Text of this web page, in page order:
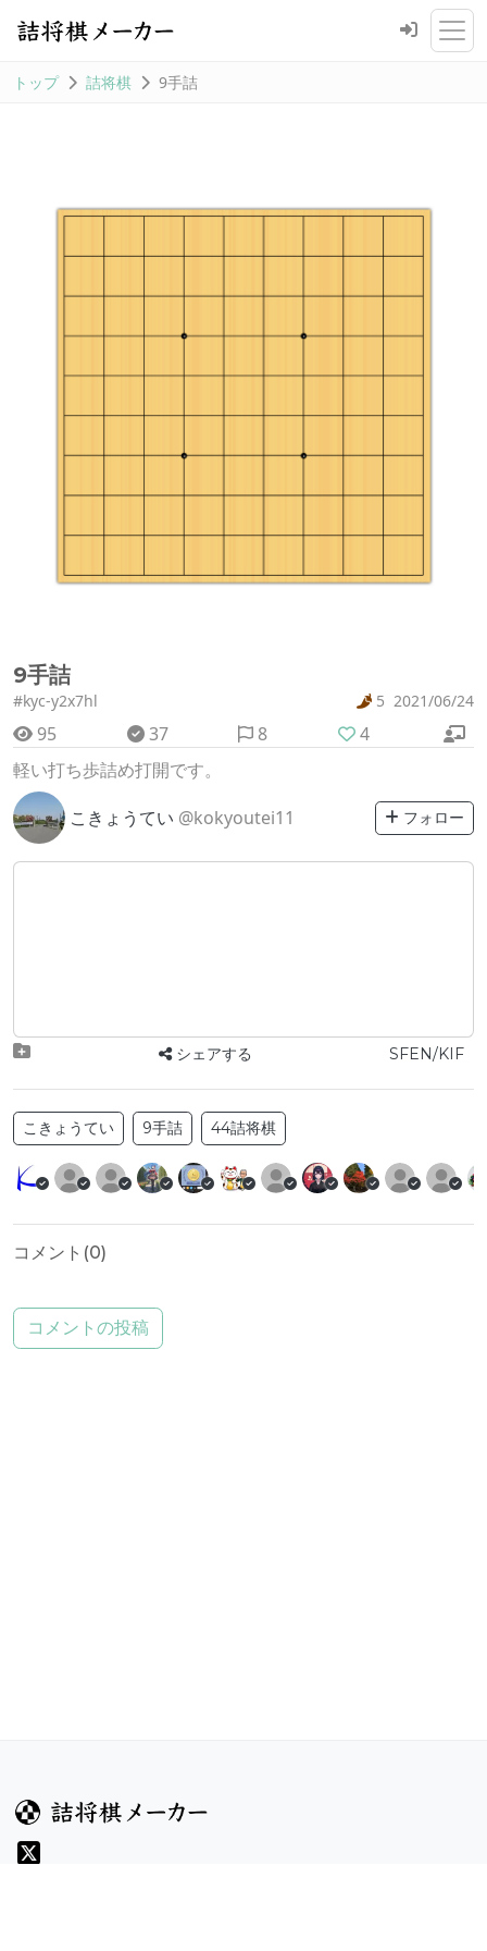
トップ 詰将棋 9手詰
9手詰
#kyc-y2x7hl 5 2021/06/24
95 37 8
4
軽い打ち歩詰め打開です。
こきょうてい @kokyoutei11 フォロー
シェアする SFEN/KIF
こきょうてい 9手詰 44詰将棋
コメント(0)
コメントの投稿